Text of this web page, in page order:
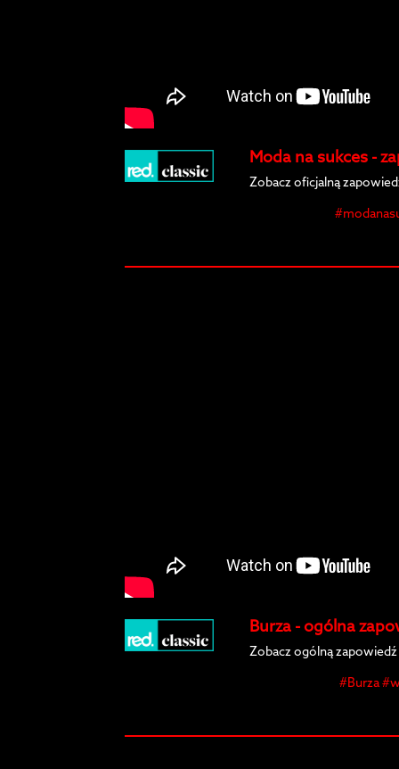
Moda na sukces -
Zobacz oficjalną
Burza - ogólna
Zobacz ogólną
#Burza